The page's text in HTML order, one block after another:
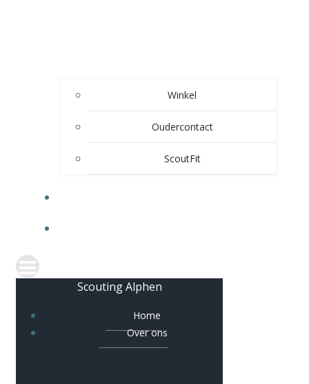
Winkel
Oudercontact
ScoutFit
Scouting Alphen
Home
Over ons